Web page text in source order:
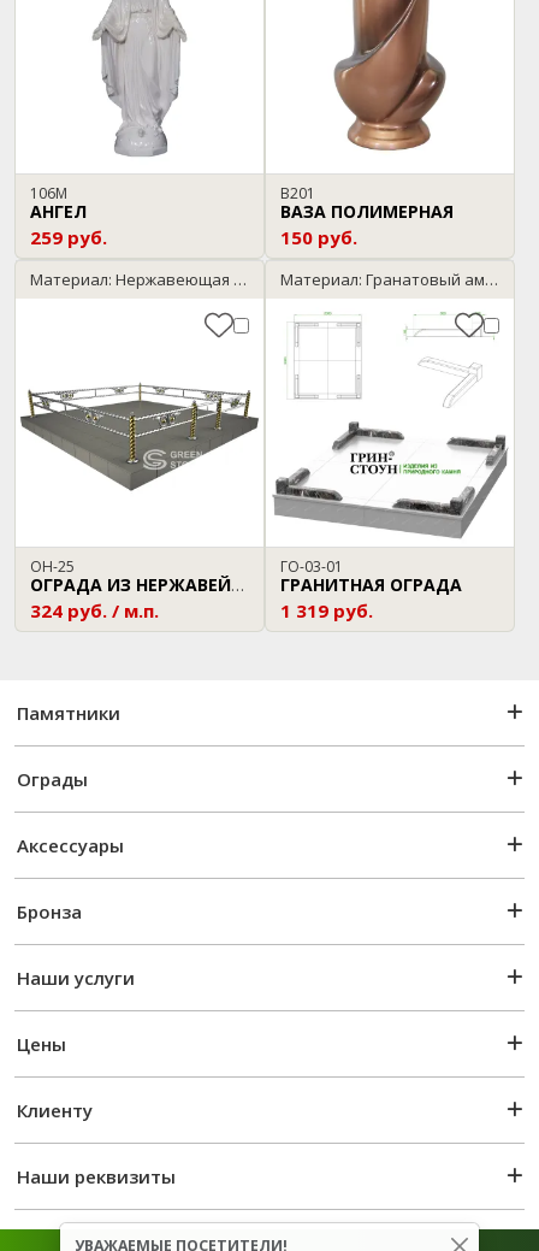
106М
АНГЕЛ
259 руб.
В201
ВАЗА ПОЛИМЕРНАЯ
150 руб.
Материал: Нержавеющая сталь
ОН-25
ОГРАДА ИЗ НЕРЖАВЕЙКИ
324 руб. / м.п.
Материал: Гранатовый амфиболит
ГО-03-01
ГРАНИТНАЯ ОГРАДА
1 319 руб.
Памятники
Ограды
Аксессуары
Бронза
Наши услуги
Цены
Клиенту
Наши реквизиты
УВАЖАЕМЫЕ ПОСЕТИТЕЛИ!